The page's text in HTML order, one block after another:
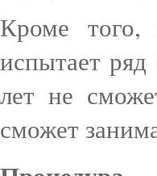
Кроме того,
испытает
лет не
сможет